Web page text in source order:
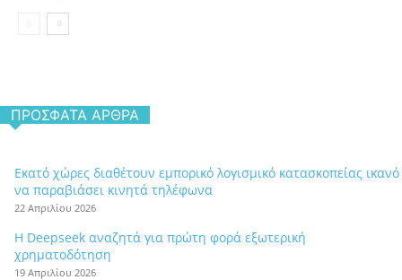
ΠΡΌΣΦΑΤΑ ΆΡΘΡΑ
Εκατό χώρες διαθέτουν εμπορικό λογισμικό κατασκοπείας ικανό
να παραβιάσει κινητά τηλέφωνα
22 Απριλίου 2026
Η Deepseek αναζητά για πρώτη φορά εξωτερική
χρηματοδότηση
19 Απριλίου 2026